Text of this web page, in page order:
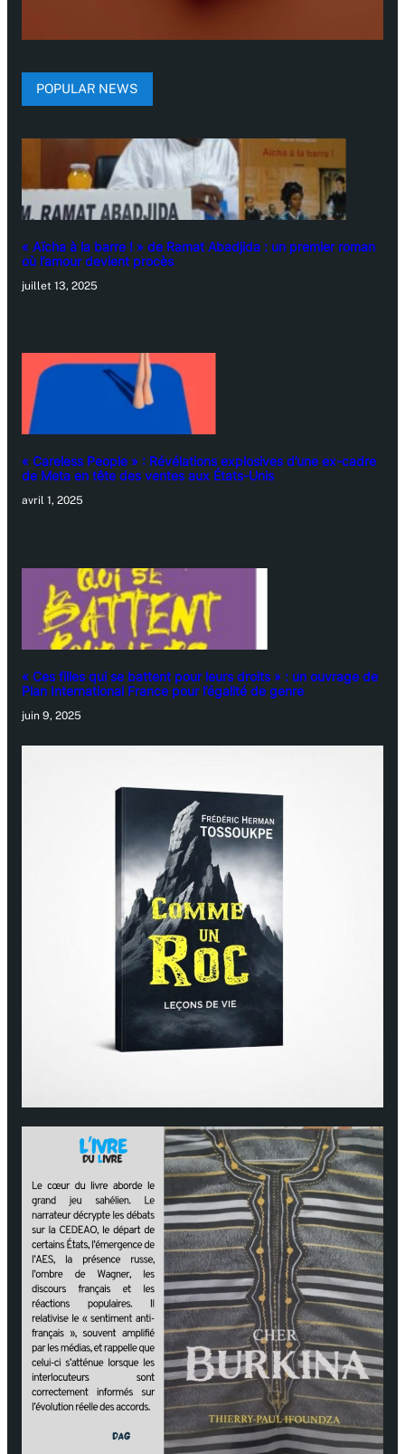
POPULAR NEWS
« Aïcha à la barre ! » de Ramat Abadjida : un premier roman
où l’amour devient procès
juillet 13, 2025
« Careless People » : Révélations explosives d’une ex-cadre
de Meta en tête des ventes aux États-Unis
avril 1, 2025
« Ces filles qui se battent pour leurs droits » : un ouvrage de
Plan International France pour l’égalité de genre
juin 9, 2025